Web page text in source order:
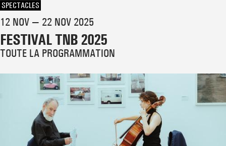
SPECTACLES
12 NOV — 22 NOV 2025
FESTIVAL TNB 2025
TOUTE LA PROGRAMMATION